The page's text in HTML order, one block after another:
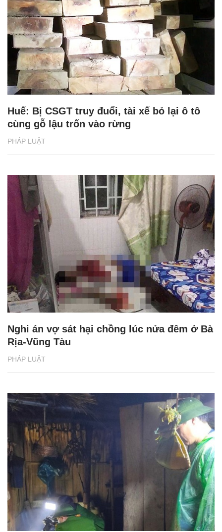
PHÁP LUẬT
Huế: Bị CSGT truy đuổi, tài xế bỏ lại ô tô
cùng gỗ lậu trốn vào rừng
PHÁP LUẬT
Nghi án vợ sát hại chồng lúc nửa đêm ở Bà
Rịa-Vũng Tàu